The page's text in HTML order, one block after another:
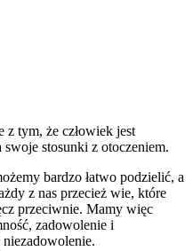
z tym, że człowiek jest
swoje stosunki z otoczeniem.
bardzo łatwo podzielić, a
z nas przecież wie, które
przeciwnie. Mamy więc
zadowolenie i